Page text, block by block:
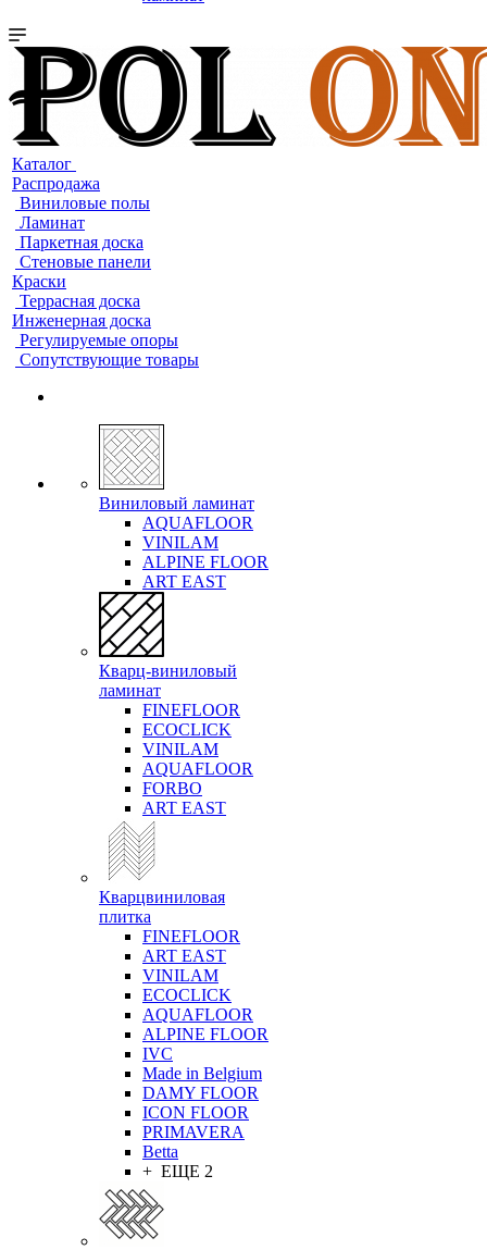
Каталог
Распродажа
Виниловые полы
Ламинат
Паркетная доска
Стеновые панели
Краски
Террасная доска
Инженерная доска
Регулируемые опоры
Сопутствующие товары
Виниловый ламинат
AQUAFLOOR
VINILAM
ALPINE FLOOR
ART EAST
Кварц-виниловый
ламинат
FINEFLOOR
ECOCLICK
VINILAM
AQUAFLOOR
FORBO
ART EAST
Кварцвиниловая
плитка
FINEFLOOR
ART EAST
VINILAM
ECOCLICK
AQUAFLOOR
ALPINE FLOOR
IVC
Made in Belgium
DAMY FLOOR
ICON FLOOR
PRIMAVERA
Betta
+ ЕЩЕ 2